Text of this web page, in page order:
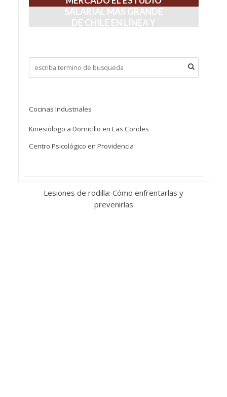
SALARIAL MÁS GRANDE
DE CHILE EN LÍNEA Y
Cocinas Industriales
Kinesiologo a Domicilio en Las Condes
Centro Psicológico en Providencia
Lesiones de rodilla: Cómo enfrentarlas y
prevenirlas